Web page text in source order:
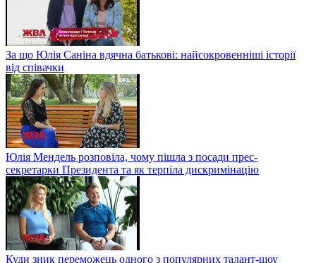
За що Юлія Саніна вдячна батькові: найсокровенніші історії
від співачки
Юлія Мендель розповіла, чому пішла з посади прес-
секретарки Президента та як терпіла дискримінацію
Куди зник переможець одного з популярних талант-шоу